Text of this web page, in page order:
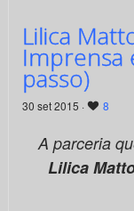
Lilica
Imprensa
passo)
30 set 2015 · 8
A parceria
Lilica